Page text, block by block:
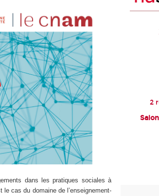
dans les pratiques sociales à
cas du domaine de l’enseignement-
2